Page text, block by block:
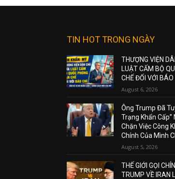
TIN HOT TRONG NGÀY
THƯỢNG VIỆN
LUẬT CẤM BỘ
CHẾ ĐỐI VỚI BÁO
August 6, 2026
Ông Trump Đã
Trạng Khẩn Cấp”
Chặn Việc Công
Chính Của Mình
August 5, 2026
THẾ GIỚI GỌI
TRUMP VỀ IRAN